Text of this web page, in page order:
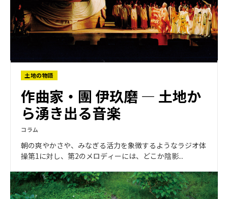
土地の物語
作曲家・團 伊玖磨 ― 土地か
ら湧き出る音楽
コラム
朝の爽やかさや、みなぎる活力を象徴するようなラジオ体
操第1に対し、第2のメロディーには、どこか陰影...